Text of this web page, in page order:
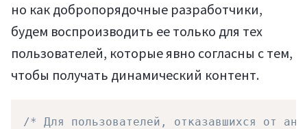
но как добропорядочные разработчики,
будем воспроизводить ее только для тех
пользователей, которые явно согласны с тем,
чтобы получать динамический контент.
/* Для пользователей, отказавшихся от